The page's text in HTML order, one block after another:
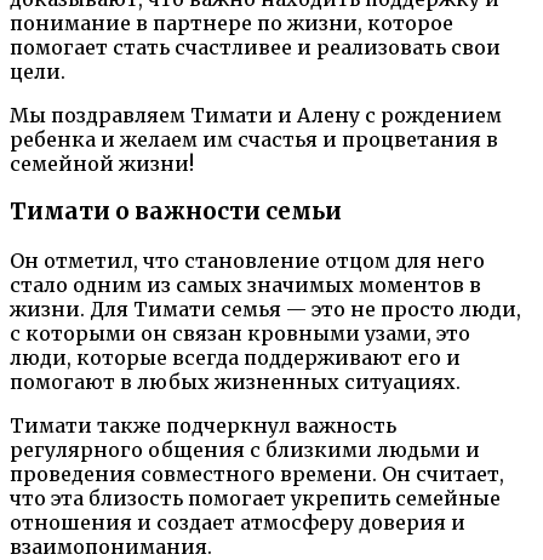
понимание в партнере по жизни, которое
помогает стать счастливее и реализовать свои
цели.
Мы поздравляем Тимати и Алену с рождением
ребенка и желаем им счастья и процветания в
семейной жизни!
Тимати о важности семьи
Он отметил, что становление отцом для него
стало одним из самых значимых моментов в
жизни. Для Тимати семья — это не просто люди,
с которыми он связан кровными узами, это
люди, которые всегда поддерживают его и
помогают в любых жизненных ситуациях.
Тимати также подчеркнул важность
регулярного общения с близкими людьми и
проведения совместного времени. Он считает,
что эта близость помогает укрепить семейные
отношения и создает атмосферу доверия и
взаимопонимания.